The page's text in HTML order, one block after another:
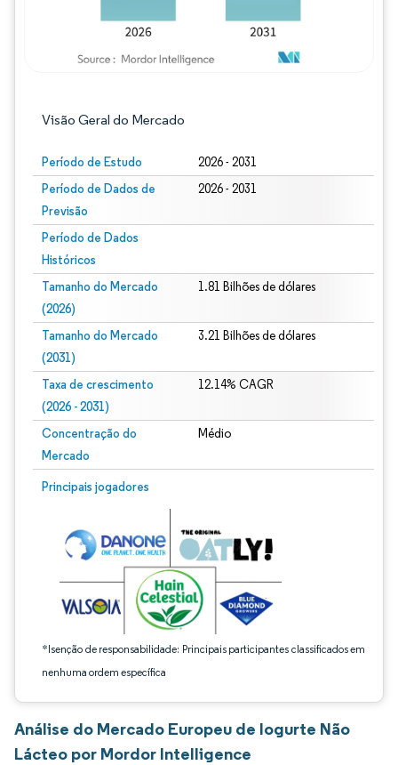
Visão Geral do Mercado
Período de Estudo 2026 - 2031
Período de Dados de
Previsão
2026 - 2031
Período de Dados
Históricos
Tamanho do Mercado
(2026)
1.81 Bilhões de dólares
Tamanho do Mercado
(2031)
3.21 Bilhões de dólares
Taxa de crescimento
(2026 - 2031)
12.14% CAGR
Concentração do
Mercado
Médio
Principais jogadores
*Isenção de responsabilidade: Principais participantes classificados em
nenhuma ordem específica
Imagem © Mordor Intelligence. O reuso requer atribuição conforme CC BY 4.0.
Análise do Mercado Europeu de Iogurte Não
Lácteo por Mordor Intelligence